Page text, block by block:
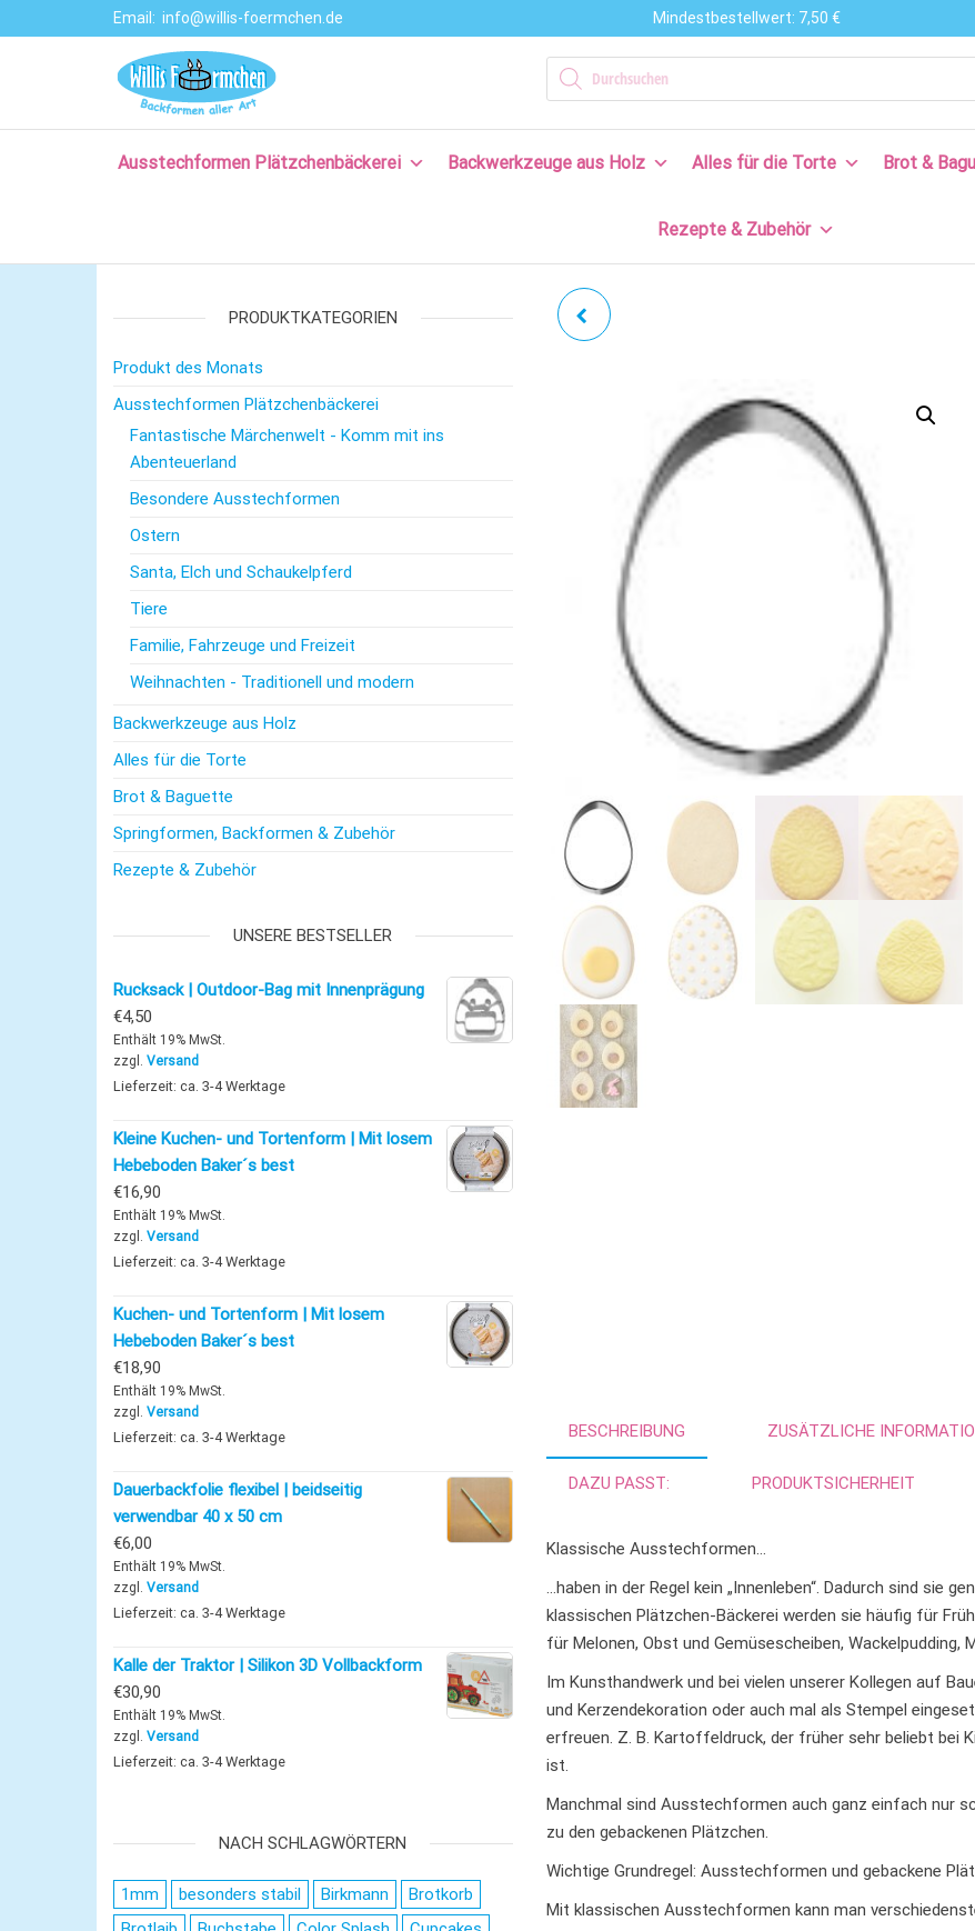
Email: info@willis-foermchen.de Mindestbestellwert: 7,50 €
Ausstechformen
– Backformen
Große Auswahl
an
mit Rezepten
Products search
Ausstechformen Plätzchenbäckerei Backwerkzeuge aus Holz Alles für die Torte Brot &
Rezepte & Zubehör
BESCHREIBUNG ZUSÄTZLICHE
DAZU PASST: PRODUKTSICHERHEIT
Klassische Ausstechformen…
…haben in der Regel kein „Innenleben“. Dadurch sind sie
klassischen Plätzchen-Bäckerei werden sie häufig für
für Melonen, Obst und Gemüsescheiben, Wackelpudding,
Im Kunsthandwerk und bei vielen unserer Kollegen auf
und Kerzendekoration oder auch mal als Stempel
erfreuen. Z. B. Kartoffeldruck, der früher sehr beliebt bei
ist.
Manchmal sind Ausstechformen auch ganz einfach nur
zu den gebackenen Plätzchen.
Wichtige Grundregel: Ausstechformen und gebackene
Mit klassischen Ausstechformen kann man
PRODUKTKATEGORIEN
Produkt des Monats
Ausstechformen Plätzchenbäckerei
Fantastische Märchenwelt - Komm mit ins
Abenteuerland
Besondere Ausstechformen
Ostern
Santa, Elch und Schaukelpferd
Tiere
Familie, Fahrzeuge und Freizeit
Weihnachten - Traditionell und modern
Backwerkzeuge aus Holz
Alles für die Torte
Brot & Baguette
Springformen, Backformen & Zubehör
Rezepte & Zubehör
UNSERE BESTSELLER
Rucksack | Outdoor-Bag mit Innenprägung
€4,50
Enthält 19% MwSt.
zzgl. Versand
Lieferzeit: ca. 3-4 Werktage
Kleine Kuchen- und Tortenform | Mit losem
Hebeboden Baker´s best
€16,90
Enthält 19% MwSt.
zzgl. Versand
Lieferzeit: ca. 3-4 Werktage
Kuchen- und Tortenform | Mit losem
Hebeboden Baker´s best
€18,90
Enthält 19% MwSt.
zzgl. Versand
Lieferzeit: ca. 3-4 Werktage
Dauerbackfolie flexibel | beidseitig
verwendbar 40 x 50 cm
€6,00
Enthält 19% MwSt.
zzgl. Versand
Lieferzeit: ca. 3-4 Werktage
Kalle der Traktor | Silikon 3D Vollbackform
€30,90
Enthält 19% MwSt.
zzgl. Versand
Lieferzeit: ca. 3-4 Werktage
NACH SCHLAGWÖRTERN
1mm besonders stabil Birkmann
Brotkorb